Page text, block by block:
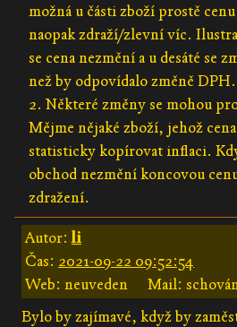
možná u části zboží prostě
naopak zdraží/zlevní víc.
se cena nezmění a u desáté se
než by odpovídalo změně DPH.
2. Některé změny se mohou
Mějme nějaké zboží, jehož
statisticky kopírovat inflaci.
obchod nezmění koncovou
zdražení.
Autor:li
Čas: 2021-09-22 09:52:54
Web: neuveden
Mail:
Bylo by zajímavé, když by